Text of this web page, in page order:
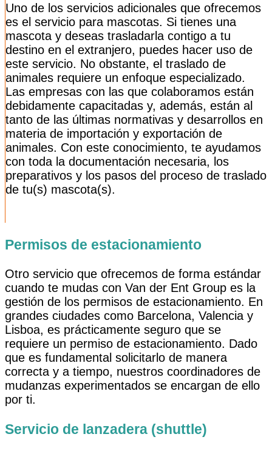
Uno de los servicios adicionales que ofrecemos
es el servicio para mascotas. Si tienes una
mascota y deseas trasladarla contigo a tu
destino en el extranjero, puedes hacer uso de
este servicio. No obstante, el traslado de
animales requiere un enfoque especializado.
Las empresas con las que colaboramos están
debidamente capacitadas y, además, están al
tanto de las últimas normativas y desarrollos en
materia de importación y exportación de
animales. Con este conocimiento, te ayudamos
con toda la documentación necesaria, los
preparativos y los pasos del proceso de traslado
de tu(s) mascota(s).
Permisos de estacionamiento
Otro servicio que ofrecemos de forma estándar
cuando te mudas con Van der Ent Group es la
gestión de los permisos de estacionamiento. En
grandes ciudades como Barcelona, Valencia y
Lisboa, es prácticamente seguro que se
requiere un permiso de estacionamiento. Dado
que es fundamental solicitarlo de manera
correcta y a tiempo, nuestros coordinadores de
mudanzas experimentados se encargan de ello
por ti.
Servicio de lanzadera (shuttle)